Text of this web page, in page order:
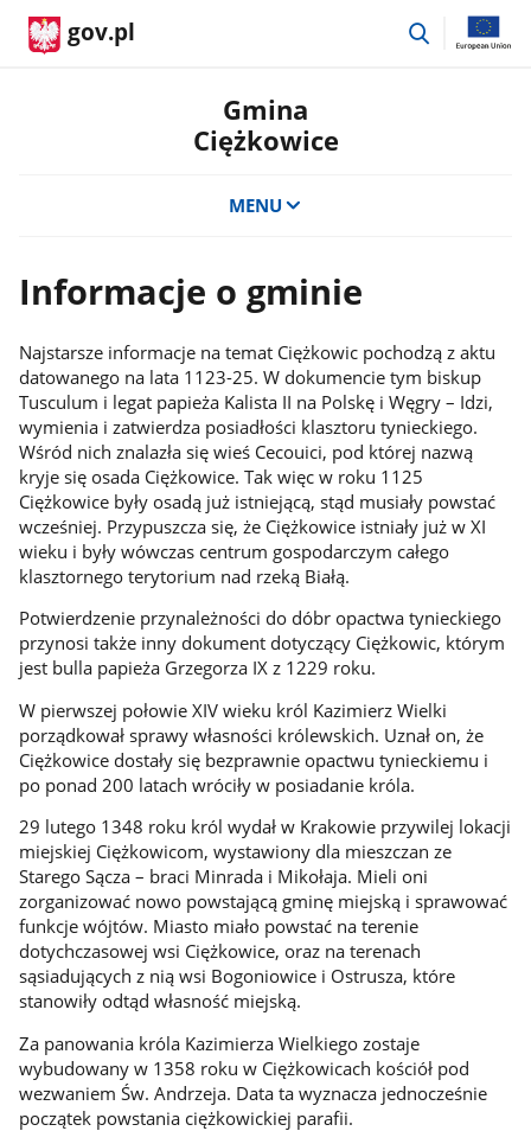
gov.pl
przejdź
Gmina
Ciężkowice
MENU
Informacje o gminie
Najstarsze informacje na temat Ciężkowic pochodzą z aktu
datowanego na lata 1123-25. W dokumencie tym biskup
Tusculum i legat papieża Kalista II na Polskę i Węgry – Idzi,
wymienia i zatwierdza posiadłości klasztoru tynieckiego.
Wśród nich znalazła się wieś Cecouici, pod której nazwą
kryje się osada Ciężkowice. Tak więc w roku 1125
Ciężkowice były osadą już istniejącą, stąd musiały powstać
wcześniej. Przypuszcza się, że Ciężkowice istniały już w XI
wieku i były wówczas centrum gospodarczym całego
klasztornego terytorium nad rzeką Białą.
Potwierdzenie przynależności do dóbr opactwa tynieckiego
przynosi także inny dokument dotyczący Ciężkowic, którym
jest bulla papieża Grzegorza IX z 1229 roku.
W pierwszej połowie XIV wieku król Kazimierz Wielki
porządkował sprawy własności królewskich. Uznał on, że
Ciężkowice dostały się bezprawnie opactwu tynieckiemu i
po ponad 200 latach wróciły w posiadanie króla.
29 lutego 1348 roku król wydał w Krakowie przywilej lokacji
miejskiej Ciężkowicom, wystawiony dla mieszczan ze
Starego Sącza – braci Minrada i Mikołaja. Mieli oni
zorganizować nowo powstającą gminę miejską i sprawować
funkcje wójtów. Miasto miało powstać na terenie
dotychczasowej wsi Ciężkowice, oraz na terenach
sąsiadujących z nią wsi Bogoniowice i Ostrusza, które
stanowiły odtąd własność miejską.
Za panowania króla Kazimierza Wielkiego zostaje
wybudowany w 1358 roku w Ciężkowicach kościół pod
wezwaniem Św. Andrzeja. Data ta wyznacza jednocześnie
początek powstania ciężkowickiej parafii.